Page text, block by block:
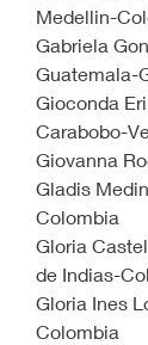
Medellin-
Gabriela
Guatemala-
Gioconda
Carabobo-
Giovanna
Gladis
Colombia
Gloria
de Indias-
Gloria Ines
Colombia